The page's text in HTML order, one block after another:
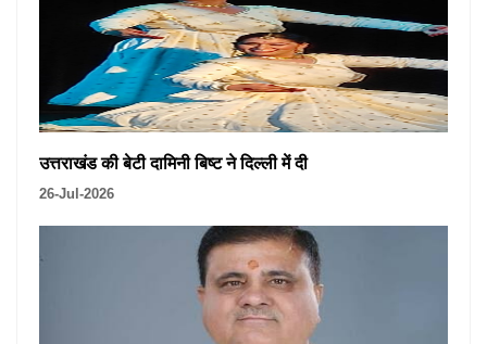
उत्तराखंड की बेटी दामिनी बिष्ट ने दिल्ली में दी
26-Jul-2026